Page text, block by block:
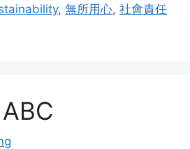
,無所用心,社會責任